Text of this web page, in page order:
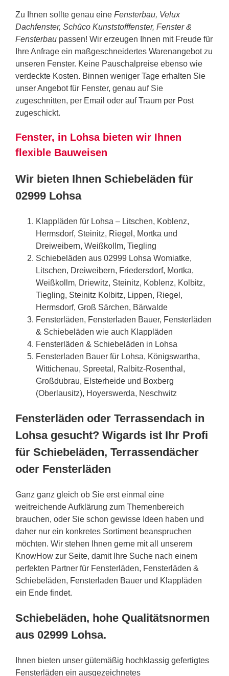
Zu Ihnen sollte genau eine Fensterbau, Velux
Dachfenster, Schüco Kunststofffenster, Fenster &
Fensterbau passen! Wir erzeugen Ihnen mit Freude für
Ihre Anfrage ein maßgeschneidertes Warenangebot zu
unseren Fenster. Keine Pauschalpreise ebenso wie
verdeckte Kosten. Binnen weniger Tage erhalten Sie
unser Angebot für Fenster, genau auf Sie
zugeschnitten, per Email oder auf Traum per Post
zugeschickt.
Fenster, in Lohsa bieten wir Ihnen
flexible Bauweisen
Wir bieten Ihnen Schiebeläden für
02999 Lohsa
Klappläden für Lohsa – Litschen, Koblenz,
Hermsdorf, Steinitz, Riegel, Mortka und
Dreiweibern, Weißkollm, Tiegling
Schiebeläden aus 02999 Lohsa Womiatke,
Litschen, Dreiweibern, Friedersdorf, Mortka,
Weißkollm, Driewitz, Steinitz, Koblenz, Kolbitz,
Tiegling, Steinitz Kolbitz, Lippen, Riegel,
Hermsdorf, Groß Särchen, Bärwalde
Fensterläden, Fensterladen Bauer, Fensterläden
& Schiebeläden wie auch Klappläden
Fensterläden & Schiebeläden in Lohsa
Fensterladen Bauer für Lohsa, Königswartha,
Wittichenau, Spreetal, Ralbitz-Rosenthal,
Großdubrau, Elsterheide und Boxberg
(Oberlausitz), Hoyerswerda, Neschwitz
Fensterläden oder Terrassendach in
Lohsa gesucht? Wigards ist Ihr Profi
für Schiebeläden, Terrassendächer
oder Fensterläden
Ganz ganz gleich ob Sie erst einmal eine
weitreichende Aufklärung zum Themenbereich
brauchen, oder Sie schon gewisse Ideen haben und
daher nur ein konkretes Sortiment beanspruchen
möchten. Wir stehen Ihnen gerne mit all unserem
KnowHow zur Seite, damit Ihre Suche nach einem
perfekten Partner für Fensterläden, Fensterläden &
Schiebeläden, Fensterladen Bauer und Klappläden
ein Ende findet.
Schiebeläden, hohe Qualitätsnormen
aus 02999 Lohsa.
Ihnen bieten unser gütemäßig hochklassig gefertigtes
Fensterläden ein ausgezeichnetes